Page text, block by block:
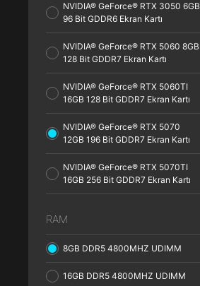
NVIDIA® GeForce® RTX 3050 6GB
96 Bit GDDR6 Ekran Kartı
NVIDIA® GeForce® RTX 5060 8GB
128 Bit GDDR7 Ekran Kartı
NVIDIA® GeForce® RTX 5060TI
16GB 128 Bit GDDR7 Ekran Kartı
NVIDIA® GeForce® RTX 5070
12GB 196 Bit GDDR7 Ekran Kartı
NVIDIA® GeForce® RTX 5070TI
16GB 256 Bit GDDR7 Ekran Kartı
RAM
8GB DDR5 4800MHZ UDIMM
16GB DDR5 4800MHZ UDIMM